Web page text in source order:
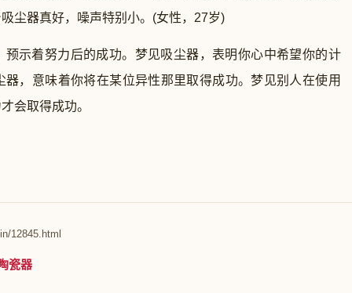
尘器真好，噪声特别小。(女性，27岁)
着努力后的成功。梦见吸尘器，表明你心中希望你的计
，意味着你将在某位异性那里取得成功。梦见别人在使用
会取得成功。
12845.html
瓷器